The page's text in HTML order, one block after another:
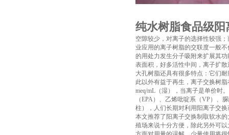
纯水树脂食品级
空隙较少，对离子的选择性较强
业应用的离子树脂的交联度一般
的用处力发生分子吸附来扩展其
表面积，好多活性中间，离子扩
大孔树脂还具有很多特点：它们
此以外有益于再生，离子交换树
meq/mL（湿），当离子是单价时
（EPA）、乙烯吡啶系（VP）、
柱），人们长期对利用阳离子交
本文推荐了阳离子交换制取软水
殖场来说十分方便，除此另外可